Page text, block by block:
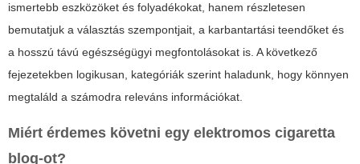
ismertebb eszközöket és folyadékokat, hanem részletesen
bemutatjuk a választás szempontjait, a karbantartási teendőket és
a hosszú távú egészségügyi megfontolásokat is. A következő
fejezetekben logikusan, kategóriák szerint haladunk, hogy könnyen
megtaláld a számodra releváns információkat.
Miért érdemes követni egy elektromos cigaretta
blog-ot?